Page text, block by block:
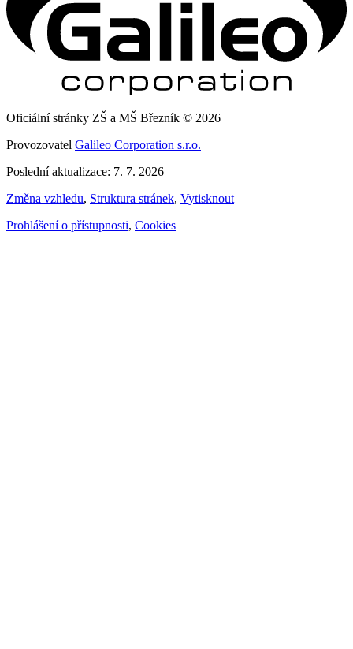
Oficiální stránky ZŠ a MŠ Březník © 2026
Provozovatel Galileo Corporation s.r.o.
Poslední aktualizace: 7. 7. 2026
Změna vzhledu, Struktura stránek, Vytisknout
Prohlášení o přístupnosti, Cookies